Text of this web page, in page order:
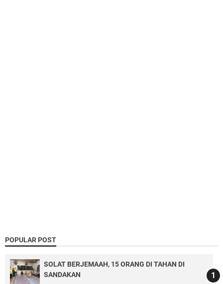
POPULAR POST
SOLAT BERJEMAAH, 15 ORANG DI TAHAN DI
SANDAKAN